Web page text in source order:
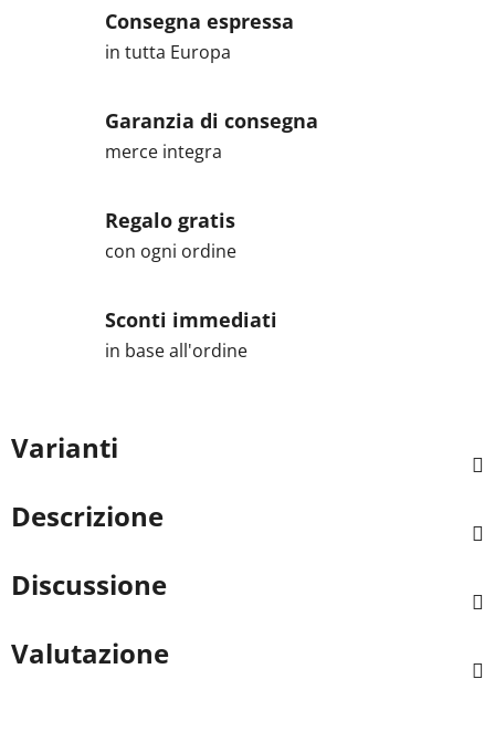
Consegna espressa
in tutta Europa
Garanzia di consegna
merce integra
Regalo gratis
con ogni ordine
Sconti immediati
in base all'ordine
Varianti
Descrizione
Discussione
Valutazione